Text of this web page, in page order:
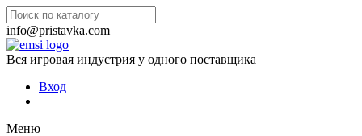
info@pristavka.com
Вся игровая индустрия у одного поставщика
Вход
Меню